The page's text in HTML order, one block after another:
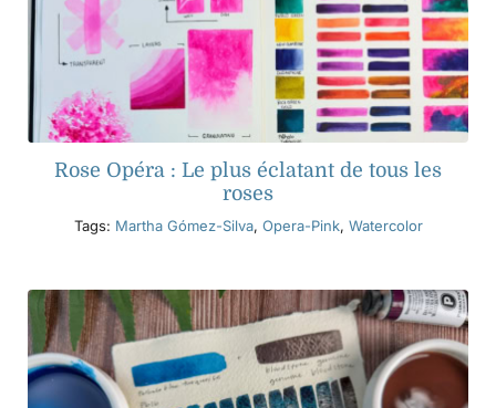
Rose Opéra : Le plus éclatant de tous les
roses
Tags: Martha Gómez-Silva, Opera-Pink, Watercolor